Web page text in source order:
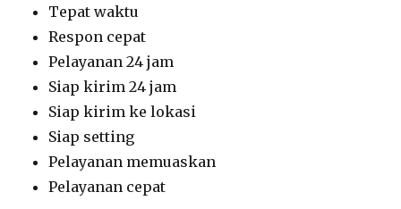
Tepat waktu
Respon cepat
Pelayanan 24 jam
Siap kirim 24 jam
Siap kirim ke lokasi
Siap setting
Pelayanan memuaskan
Pelayanan cepat